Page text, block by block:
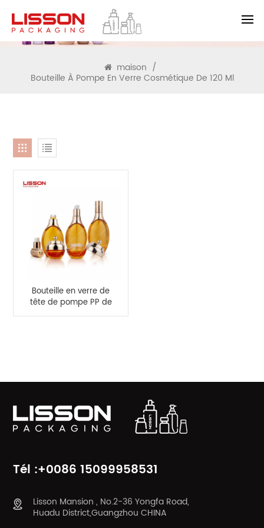
RECHERCHE
maison /
Bouteille À Pompe En Verre Cosmétique De 120 Ml
Bouteille en verre de
tête de pompe PP de
haute qualité 50-
Tél :+0086 15099958531
Lisson Mansion , No.2-36 Yongfa Road,
Huadu District,Guangzhou CHINA